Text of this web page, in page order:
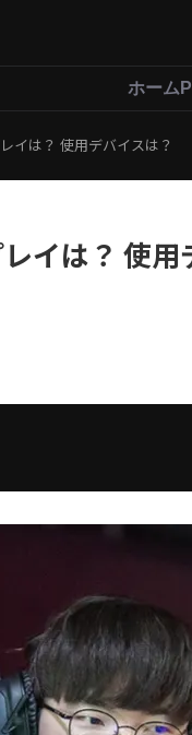
ホーム
イは？ 使用デバイスは？
イは？ 使用